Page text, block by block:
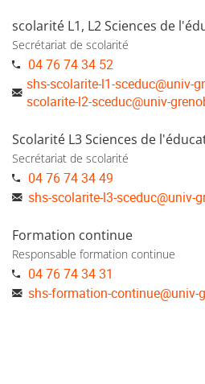
scolarité L1, L2 Sciences de
Secrétariat de scolarité
04 76 74 34 52
shs-scolarite-l1-sceduc@univ-
scolarite-l2-sceduc@univ-
Scolarité L3 Sciences de
Secrétariat de scolarité
04 76 74 34 49
shs-scolarite-l3-sceduc@univ-
Formation continue
Responsable formation continue
04 76 74 34 31
shs-formation-continue@univ-